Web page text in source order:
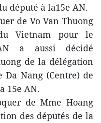
député à la15e AN.
de Vo Van Thuong
Vietnam pour le
a aussi décidé
de la délégation
Nang (Centre) de
15e AN.
de Mme Hoang
des députés de la